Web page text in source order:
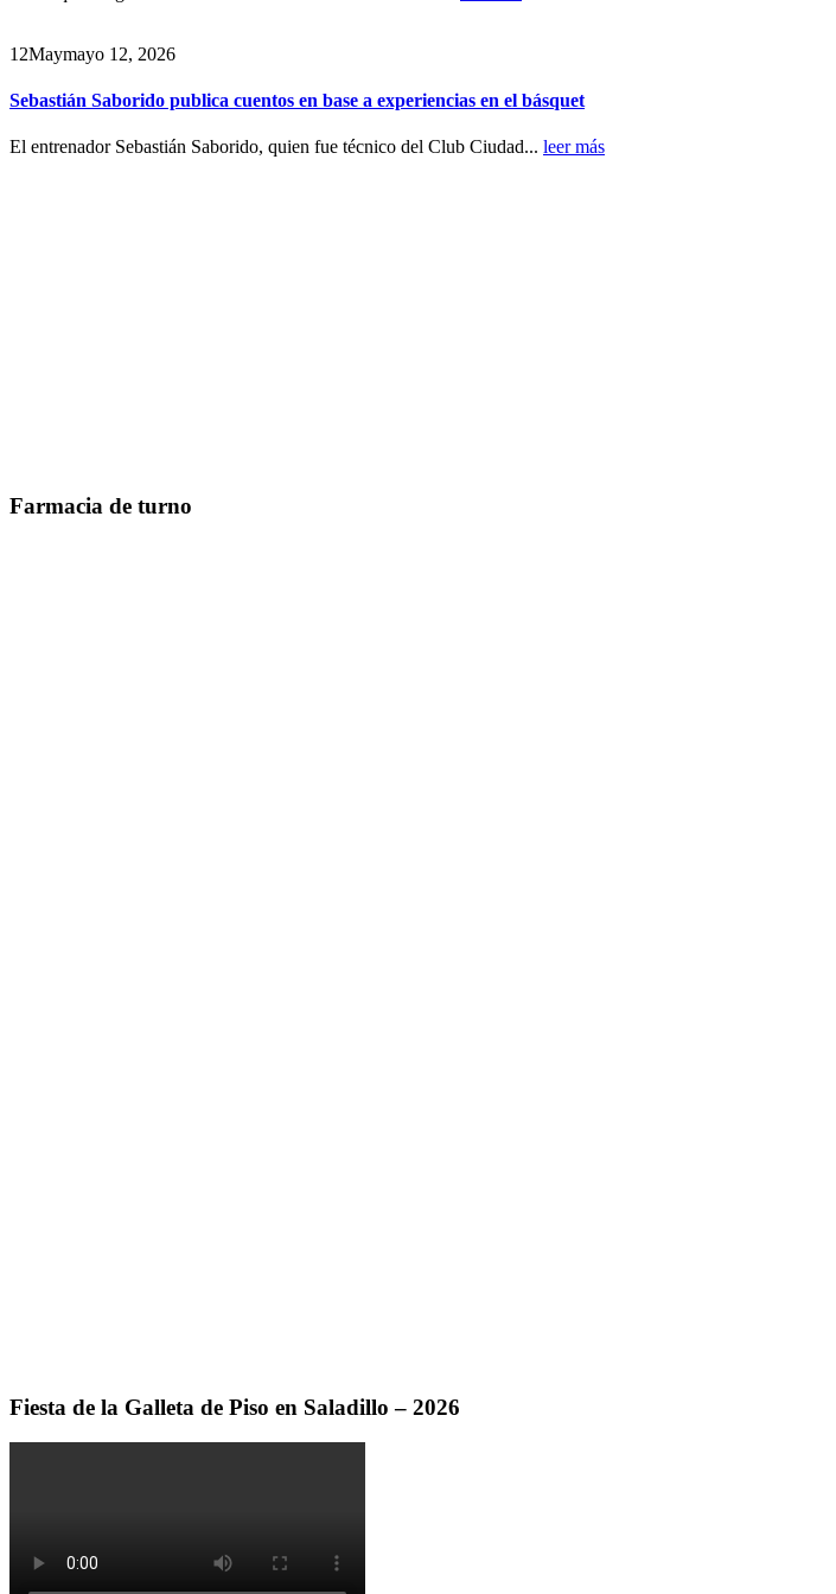
12Maymayo 12, 2026
Sebastián Saborido publica cuentos en base a experiencias en el básquet
El entrenador Sebastián Saborido, quien fue técnico del Club Ciudad... leer más
Farmacia de turno
Fiesta de la Galleta de Piso en Saladillo – 2026